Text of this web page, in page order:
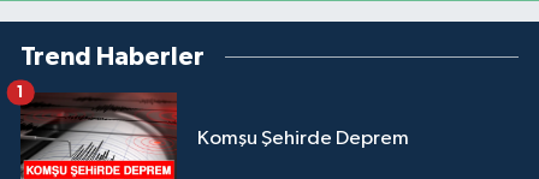
Trend Haberler
Komşu Şehirde Deprem
1